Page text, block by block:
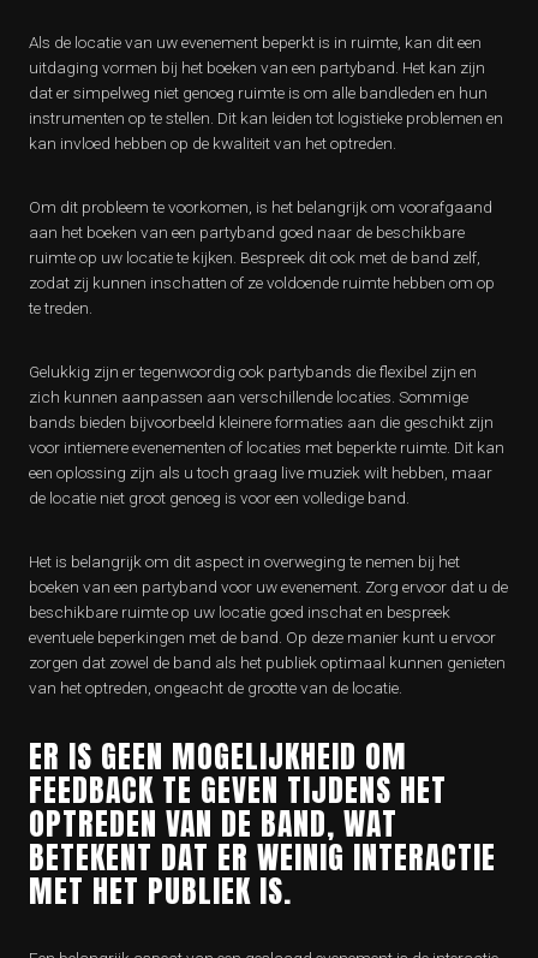
Als de locatie van uw evenement beperkt is in ruimte, kan dit een
uitdaging vormen bij het boeken van een partyband. Het kan zijn
dat er simpelweg niet genoeg ruimte is om alle bandleden en hun
instrumenten op te stellen. Dit kan leiden tot logistieke problemen en
kan invloed hebben op de kwaliteit van het optreden.
Om dit probleem te voorkomen, is het belangrijk om voorafgaand
aan het boeken van een partyband goed naar de beschikbare
ruimte op uw locatie te kijken. Bespreek dit ook met de band zelf,
zodat zij kunnen inschatten of ze voldoende ruimte hebben om op
te treden.
Gelukkig zijn er tegenwoordig ook partybands die flexibel zijn en
zich kunnen aanpassen aan verschillende locaties. Sommige
bands bieden bijvoorbeeld kleinere formaties aan die geschikt zijn
voor intiemere evenementen of locaties met beperkte ruimte. Dit kan
een oplossing zijn als u toch graag live muziek wilt hebben, maar
de locatie niet groot genoeg is voor een volledige band.
Het is belangrijk om dit aspect in overweging te nemen bij het
boeken van een partyband voor uw evenement. Zorg ervoor dat u de
beschikbare ruimte op uw locatie goed inschat en bespreek
eventuele beperkingen met de band. Op deze manier kunt u ervoor
zorgen dat zowel de band als het publiek optimaal kunnen genieten
van het optreden, ongeacht de grootte van de locatie.
ER IS GEEN MOGELIJKHEID OM
FEEDBACK TE GEVEN TIJDENS HET
OPTREDEN VAN DE BAND, WAT
BETEKENT DAT ER WEINIG INTERACTIE
MET HET PUBLIEK IS.